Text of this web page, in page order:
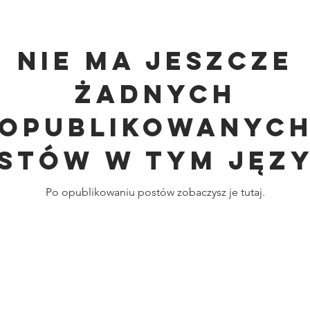
Nie ma jeszcze
żadnych
w tym
Po opublikowaniu postów zobaczysz je tutaj.